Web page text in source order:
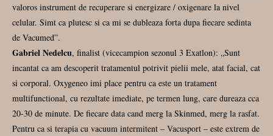
valoros instrument de recuperare si energizare / oxigenare la nivel
celular. Simt ca plutesc si ca mi se dubleaza forta dupa fiecare sedinta
de Vacumed”.
Gabriel Nedelcu, finalist (vicecampion sezonul 3 Exatlon): „Sunt
incantat ca am descoperit tratamentul potrivit pielii mele, atat facial, cat
si corporal. Oxygeneo imi place pentru ca este un tratament
multifunctional, cu rezultate imediate, pe termen lung, care dureaza cca
20-30 de minute. De fiecare data cand merg la Skinmed, merg la rasfat.
Pentru ca si terapia cu vacuum intermitent – Vacusport – este extrem de